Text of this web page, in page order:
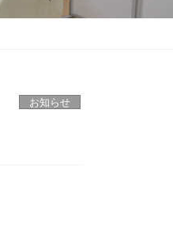
お知らせ